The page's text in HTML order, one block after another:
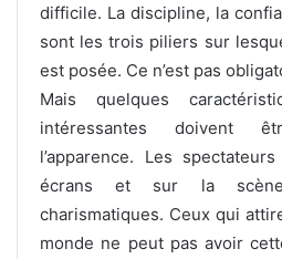
difficile. La discipline, la
sont les trois piliers sur
est posée. Ce n’est pas
Mais quelques
intéressantes doivent
l’apparence. Les
écrans et sur la scène
charismatiques. Ceux qui
monde ne peut pas avoir